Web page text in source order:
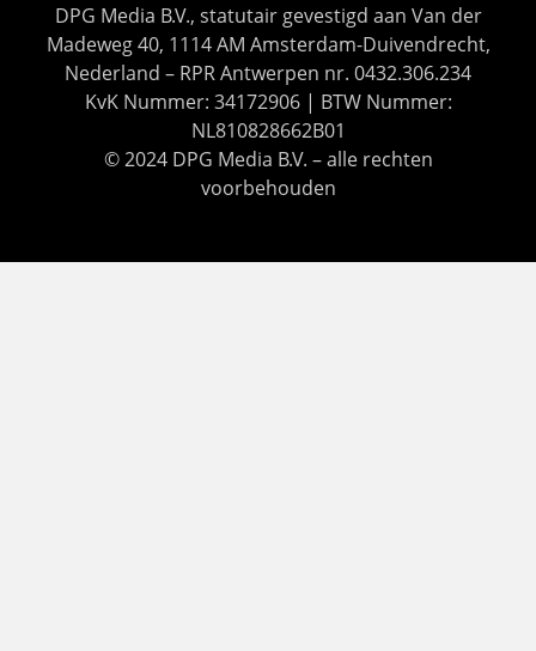
DPG Media B.V., statutair gevestigd aan Van der
Madeweg 40, 1114 AM Amsterdam-Duivendrecht,
Nederland – RPR Antwerpen nr. 0432.306.234
KvK Nummer: 34172906 | BTW Nummer:
NL810828662B01
© 2024 DPG Media B.V. – alle rechten
voorbehouden